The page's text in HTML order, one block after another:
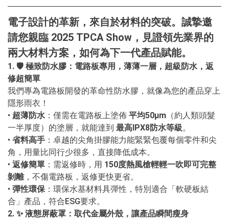
電子設計的革新，來自於材料的突破。誠摯邀
請您親臨 2025 TPCA Show ，見證領先業界的
兩大材料方案，如何為下一代產品賦能。
1. 🛡️ 極致防水膠：電路板專用，薄薄一層，超級防水，返
修超簡單
我們專為電路板開發的革命性防水膠，就像為您的產品穿上
隱形雨衣！
• 超薄防水 ：僅需在電路板上塗佈 平均50µm （約人類頭髮
一半厚度）的塗層，就能達到 最高IPX8防水等級。
• 省料高手 ：卓越的尖角掛膠能力能緊緊包覆每個零件和尖
角，用量比同行少很多，直接降低成本。
• 返修簡單 ：需返修時，用 150度熱風槍輕輕一吹即可完整
剝離，不傷電路板，返修更快更省。
• 彈性環保 ：環保水基材料具彈性，特別適合「軟硬板結
合」產品，符合ESG要求。
2. ✨液態屏蔽罩：取代金屬外殼，讓產品瞬間瘦身